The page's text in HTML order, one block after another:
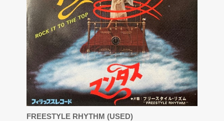
FREESTYLE RHYTHM (USED)